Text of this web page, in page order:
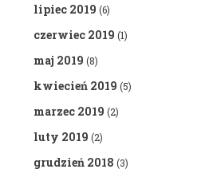
lipiec 2019 (6)
czerwiec 2019 (1)
maj 2019 (8)
kwiecień 2019 (5)
marzec 2019 (2)
luty 2019 (2)
grudzień 2018 (3)